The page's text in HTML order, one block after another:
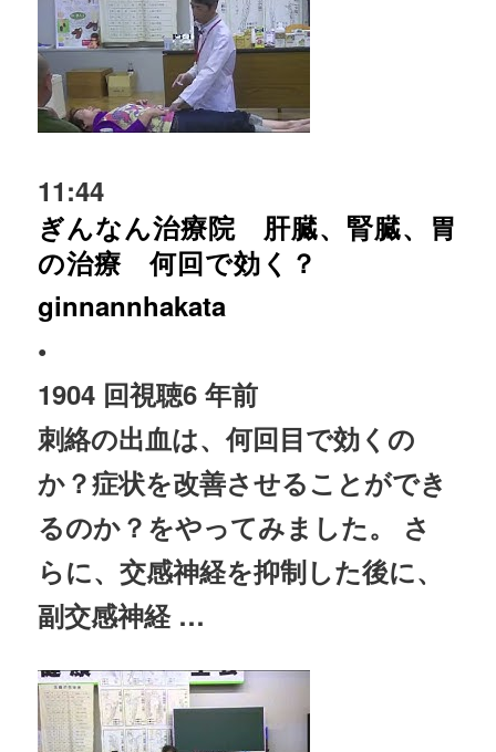
11:44
ぎんなん治療院 肝臓、腎臓、胃
の治療 何回で効く？
ginnannhakata
•
1904 回視聴6 年前
刺絡の出血は、何回目で効くの
か？症状を改善させることができ
るのか？をやってみました。 さ
らに、交感神経を抑制した後に、
副交感神経…